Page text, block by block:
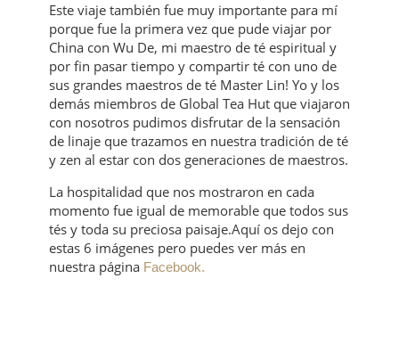
Este viaje también fue muy importante para mí
porque fue la primera vez que pude viajar por
China con Wu De, mi maestro de té espiritual y
por fin pasar tiempo y compartir té con uno de
sus grandes maestros de té Master Lin! Yo y los
demás miembros de Global Tea Hut que viajaron
con nosotros pudimos disfrutar de la sensación
de linaje que trazamos en nuestra tradición de té
y zen al estar con dos generaciones de maestros.
La hospitalidad que nos mostraron en cada
momento fue igual de memorable que todos sus
tés y toda su preciosa paisaje.Aquí os dejo con
estas 6 imágenes pero puedes ver más en
nuestra página Facebook.